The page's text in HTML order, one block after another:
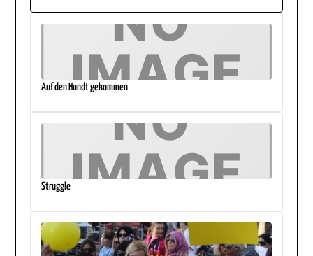
Auf den Hundt gekommen
Struggle